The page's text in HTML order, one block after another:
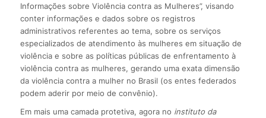
Informações sobre Violência contra as Mulheres”, visando
conter informações e dados sobre os registros
administrativos referentes ao tema, sobre os serviços
especializados de atendimento às mulheres em situação de
violência e sobre as políticas públicas de enfrentamento à
violência contra as mulheres, gerando uma exata dimensão
da violência contra a mulher no Brasil (os entes federados
podem aderir por meio de convênio).
Em mais uma camada protetiva, agora no instituto da